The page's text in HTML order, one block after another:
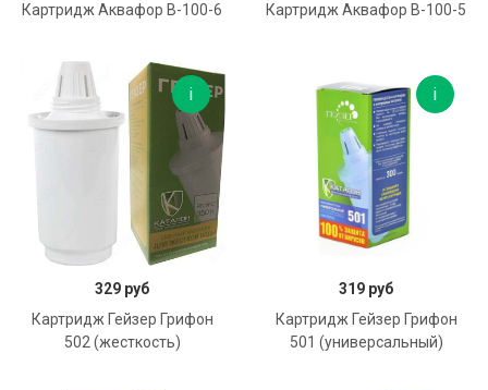
Картридж Аквафор В-100-6 Картридж Аквафор В-100-5
329 руб
В корзину
Картридж Гейзер Грифон
502 (жесткость)
319 руб
В корзину
Картридж Гейзер Грифон
501 (универсальный)